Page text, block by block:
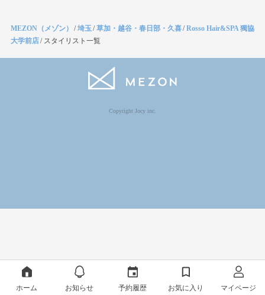
MEZON（メゾン） /埼玉/草加・越谷・春日部・久喜/Rosso Hair&SPA 獨協
大学前店/ スタイリスト一覧
Copyright Jocy inc.
ホーム お知らせ 予約履歴 お気に入り マイページ